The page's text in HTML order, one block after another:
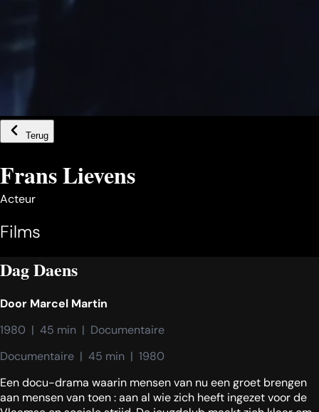
Terug
Frans Lievens
Acteur
Films
Dag Daens
Door Marcel Martin
1980  |  45 min  |  Documentaire
Documentaire  |  45 min  |  1980
Een docu-drama waarin mensen van nu een groet brengen
aan mensen van toen : aan al wie zich heeft ingezet voor de